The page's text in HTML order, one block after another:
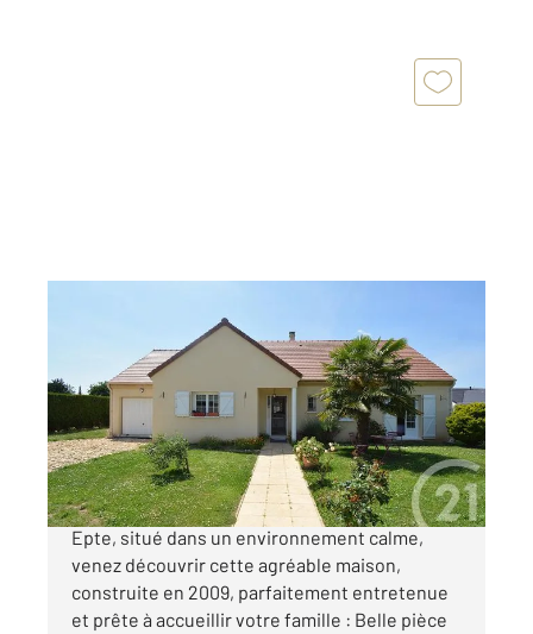
VEXIN SUR EPTE 27
, 4 pièces
Ref : 677390
Maison à vendre
320 000 €
Charmant pavillon de plain-pied à Vexin-sur-
Epte, situé dans un environnement calme,
venez découvrir cette agréable maison,
construite en 2009, parfaitement entretenue
et prête à accueillir votre famille : Belle pièce